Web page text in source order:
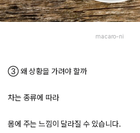
macaro-ni
③ 왜 상황을 가려야 할까
차는 종류에 따라
몸에 주는 느낌이 달라질 수 있습니다.